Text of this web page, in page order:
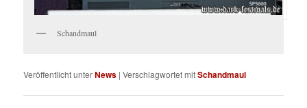
Schandmaul
Veröffentlicht unterNews |Verschlagwortet mitSchandmaul